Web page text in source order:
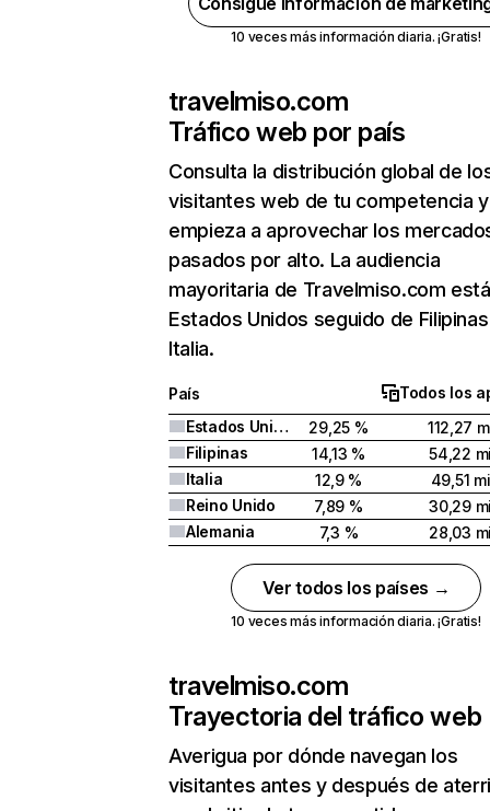
10 veces más información diaria. ¡Gratis!
travelmiso.com
Tráfico web por país
Consulta la distribución global de
visitantes web de tu competencia y
empieza a aprovechar los
pasados por alto. La audiencia
mayoritaria de Travelmiso.com
Estados Unidos seguido de
Italia.
País
Todos los
Estados Unidos
29,25 %
112,27
Filipinas
14,13 %
54,22
Italia
12,9 %
49,51
Reino Unido
7,89 %
30,29
Alemania
7,3 % 28,03
Ver todos los países →
10 veces más información diaria. ¡Gratis!
travelmiso.com
Trayectoria del tráfico web
Averigua por dónde navegan los
visitantes antes y después de